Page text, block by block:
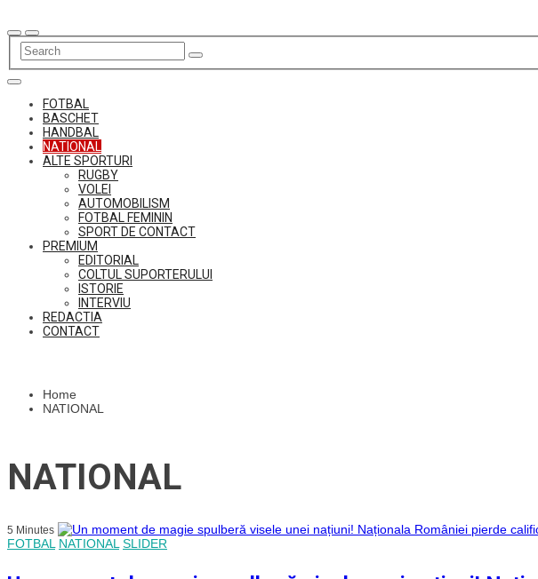
to
content
FOTBAL
BASCHET
HANDBAL
NATIONAL
ALTE SPORTURI
RUGBY
VOLEI
AUTOMOBILISM
FOTBAL FEMININ
SPORT DE CONTACT
PREMIUM
EDITORIAL
COLTUL SUPORTERULUI
ISTORIE
INTERVIU
REDACTIA
CONTACT
Home
NATIONAL
NATIONAL
5 Minutes
FOTBAL NATIONAL SLIDER